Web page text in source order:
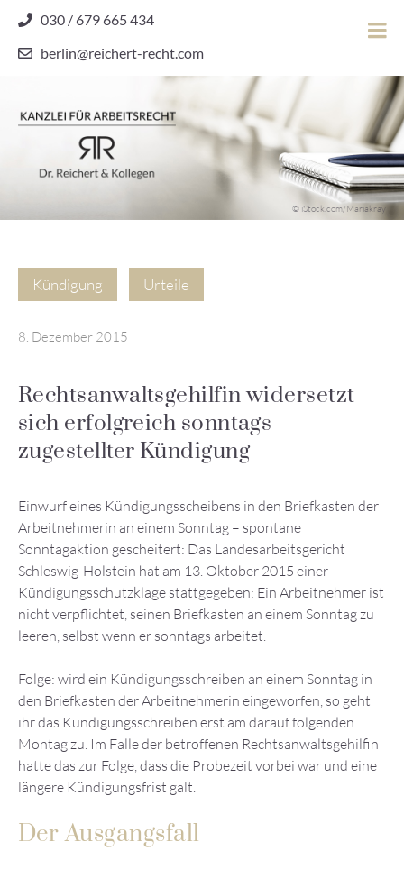
content
030 / 679 665 434
berlin@reichert-recht.com
Dr.
Reichert
Arbeitsrecht
© iStock.com/Mariakray
Kündigung Urteile
8. Dezember 2015
Rechtsanwaltsgehilfin widersetzt
sich erfolgreich sonntags
zugestellter Kündigung
Einwurf eines Kündigungsscheibens in den Briefkasten der
Arbeitnehmerin an einem Sonntag – spontane
Sonntagaktion gescheitert: Das Landesarbeitsgericht
Schleswig-Holstein hat am 13. Oktober 2015 einer
Kündigungsschutzklage stattgegeben: Ein Arbeitnehmer ist
nicht verpflichtet, seinen Briefkasten an einem Sonntag zu
leeren, selbst wenn er sonntags arbeitet.
Folge: wird ein Kündigungsschreiben an einem Sonntag in
den Briefkasten der Arbeitnehmerin eingeworfen, so geht
ihr das Kündigungsschreiben erst am darauf folgenden
Montag zu. Im Falle der betroffenen Rechtsanwaltsgehilfin
hatte das zur Folge, dass die Probezeit vorbei war und eine
längere Kündigungsfrist galt.
Der Ausgangsfall